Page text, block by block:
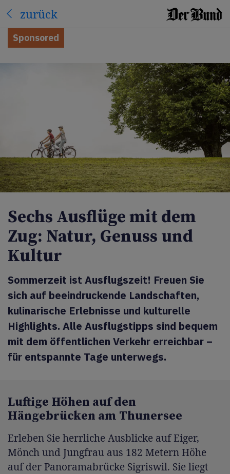
zurück
Sponsored
Sechs Ausflüge mit dem
Zug: Natur, Genuss und
Kultur
Sommerzeit ist Ausflugszeit! Freuen Sie
sich auf beeindruckende Landschaften,
kulinarische Erlebnisse und kulturelle
Highlights. Alle Ausflugstipps sind bequem
mit dem öffentlichen Verkehr erreichbar –
für entspannte Tage unterwegs.
Luftige Höhen auf den
Hängebrücken am Thunersee
Erleben Sie herrliche Ausblicke auf Eiger,
Mönch und Jungfrau aus 182 Metern Höhe
auf der Panoramabrücke Sigriswil. Sie liegt